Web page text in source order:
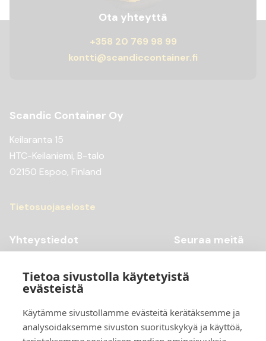
Tietoa sivustolla käytetyistä
evästeistä
Käytämme sivustollamme evästeitä kerätäksemme ja
analysoidaksemme sivuston suorituskykyä ja käyttöä,
Ota yhteyttä
+358 20 769 98 99
kontti@scandiccontainer.fi
Scandic Container Oy
Keilaranta 15
HTC-Keilaniemi, B-talo
02150 Espoo, Finland
Tietosuojaseloste
Yhteystiedot
+358 20 769 98 97
Tarkemmat yhteystiedot
Seuraa meitä